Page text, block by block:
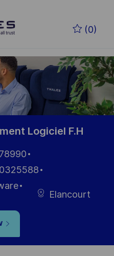
(0)
Logiciel F.H
Elancourt